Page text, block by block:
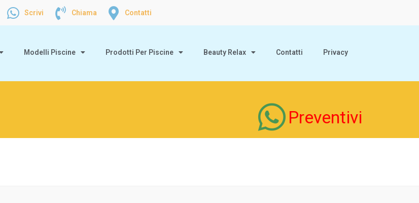
Scrivi Chiama Contatti
Modelli Piscine Prodotti Per Piscine Beauty Relax Contatti Privacy
Preventivi